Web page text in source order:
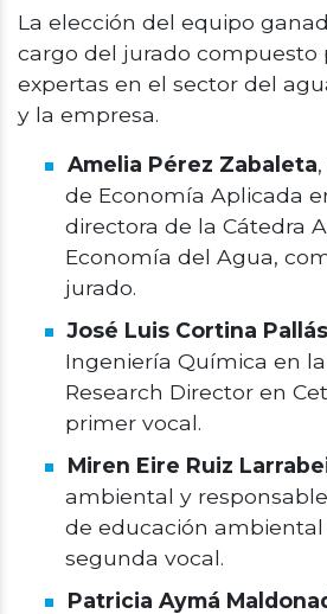
La elección del equipo
cargo del jurado compuesto
expertas en el sector del
y la empresa.
Amelia Pérez Zabaleta
de Economía Aplicada
directora de la Cátedra
Economía del Agua,
jurado.
José Luis Cortina Pallás
Ingeniería Química en la
Research Director en
primer vocal.
Miren Eire Ruiz
ambiental y
de educación ambiental
segunda vocal.
Patricia Aymá